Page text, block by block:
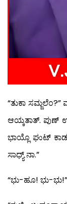
“ತುಕಾ
ಆಯ್ಕತಾತ್. ಪುಣ್
ಭಾಯ್ಲೊ ಘುಟ್
ಸಾಧ್ಯ್ ನಾ.”
“ಭು-ಹೂ! ಭು-ಭು!”